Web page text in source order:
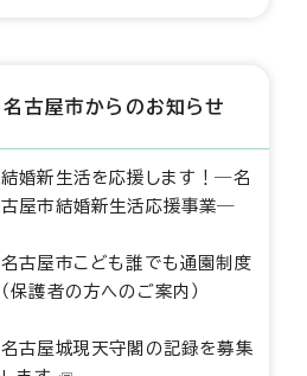
名古屋市からのお知らせ
結婚新生活を応援します！―名
古屋市結婚新生活応援事業―
名古屋市こども誰でも通園制度
（保護者の方へのご案内）
名古屋城現天守閣の記録を募集